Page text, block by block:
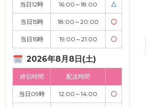
当日12時 16:00～18:00 △
当日15時 18:00～20:00 〇
当日15時 19:00～21:00 〇
2026年8月8日(土)
締切時間 配送時間
当日09時 12:00～14:00 〇